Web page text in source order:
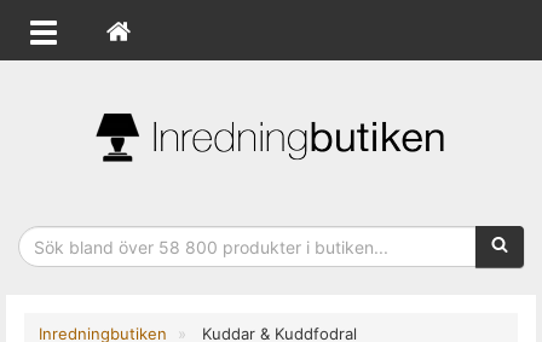
Inredningbutiken Kuddar & Kuddfodral